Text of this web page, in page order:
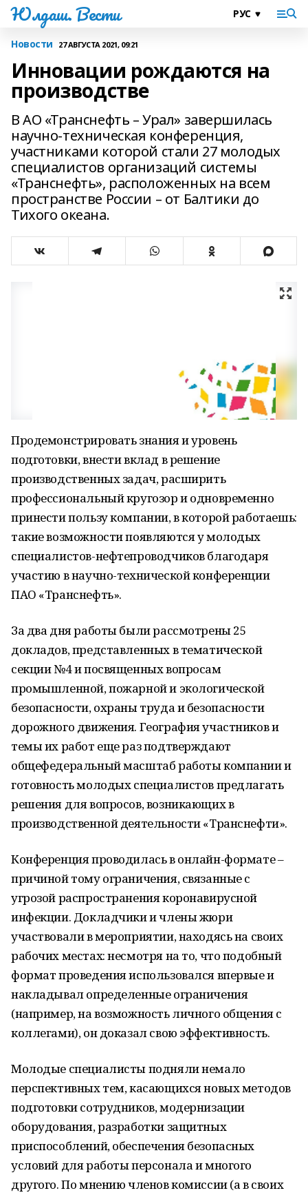
Юлдаш. Вести
Новости 27 АВГУСТА 2021, 09:21
Инновации рождаются на
производстве
В АО «Транснефть – Урал» завершилась
научно-техническая конференция,
участниками которой стали 27 молодых
специалистов организаций системы
«Транснефть», расположенных на всем
пространстве России – от Балтики до
Тихого океана.
Продемонстрировать знания и уровень
подготовки, внести вклад в решение
производственных задач, расширить
профессиональный кругозор и одновременно
принести пользу компании, в которой работаешь:
такие возможности появляются у молодых
специалистов-нефтепроводчиков благодаря
участию в научно-технической конференции
ПАО «Транснефть».
За два дня работы были рассмотрены 25
докладов, представленных в тематической
секции №4 и посвященных вопросам
промышленной, пожарной и экологической
безопасности, охраны труда и безопасности
дорожного движения. География участников и
темы их работ еще раз подтверждают
общефедеральный масштаб работы компании и
готовность молодых специалистов предлагать
решения для вопросов, возникающих в
производственной деятельности «Транснефти».
Конференция проводилась в онлайн-формате –
причиной тому ограничения, связанные с
угрозой распространения коронавирусной
инфекции. Докладчики и члены жюри
участвовали в мероприятии, находясь на своих
рабочих местах: несмотря на то, что подобный
формат проведения использовался впервые и
накладывал определенные ограничения
(например, на возможность личного общения с
коллегами), он доказал свою эффективность.
Молодые специалисты подняли немало
перспективных тем, касающихся новых методов
подготовки сотрудников, модернизации
оборудования, разработки защитных
приспособлений, обеспечения безопасных
условий для работы персонала и многого
другого. По мнению членов комиссии (а в своих